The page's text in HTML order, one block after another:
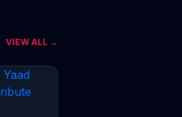
VIEW ALL →